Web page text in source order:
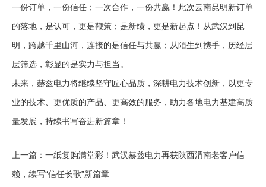
一份订单，一份信任；一次合作，一份共赢！此次云南昆明新订单
的落地，是认可，更是鞭策；是新绩，更是新起点！从武汉到昆
明，跨越千里山河，连接的是信任与共赢；从陌生到携手，历经层
层筛选，彰显的是实力与担当。
未来，赫兹电力将继续坚守匠心品质，深耕电力技术创新，以更专
业的技术、更优质的产品、更高效的服务，助力各地电力基建高质
量发展，持续书写奋进新篇章！
上一篇： 一纸复购满堂彩！武汉赫兹电力再获陕西渭南老客户信
赖，续写“信任长歌”新篇章